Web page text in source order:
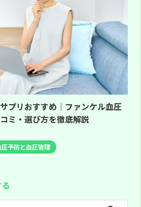
プリおすすめ｜ファンケル血圧
ミ・選び方を徹底解説
圧予防と血圧管理